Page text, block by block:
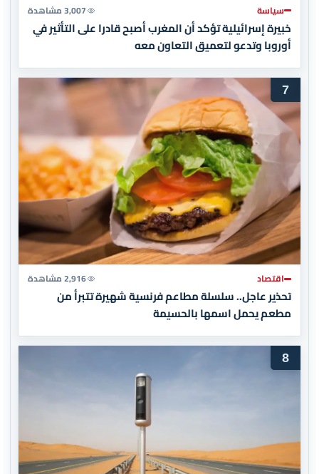
سياسة 3,007 مشاهدة
خبيرة إسرائيلية تؤكد أن المغرب أصبح قادرا على التأثير في
أوروبا وتدعو لتعميق التعاون معه
7
اقتصاد 2,916 مشاهدة
تحذير عاجل.. سلسلة مطاعم فرنسية شهيرة تتبرأ من
مطعم يحمل اسمها بالحسيمة
8